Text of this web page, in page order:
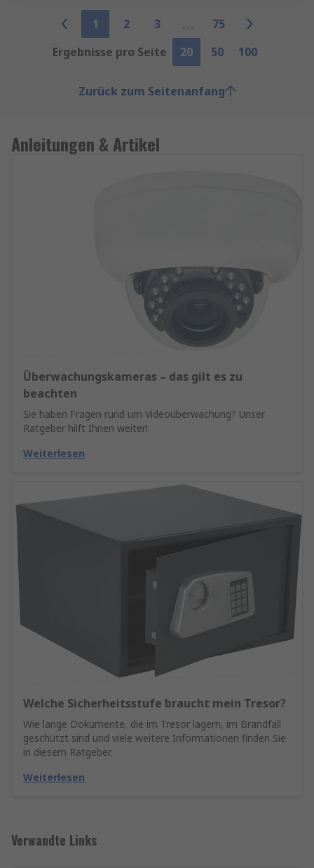
1 2 3
75
Ergebnisse pro Seite
20 50 100
Zurück zum Seitenanfang
Anleitungen & Artikel
Überwachungskameras – das gilt es zu
beachten
Sie haben Fragen rund um Videoüberwachung? Unser
Ratgeber hilft Ihnen weiter!
Weiterlesen
Welche Sicherheitsstufe braucht mein Tresor?
Wie lange Dokumente, die im Tresor lagern, im Brandfall
geschützt sind und viele weitere Informationen finden Sie
in diesem Ratgeber.
Weiterlesen
Verwandte Links